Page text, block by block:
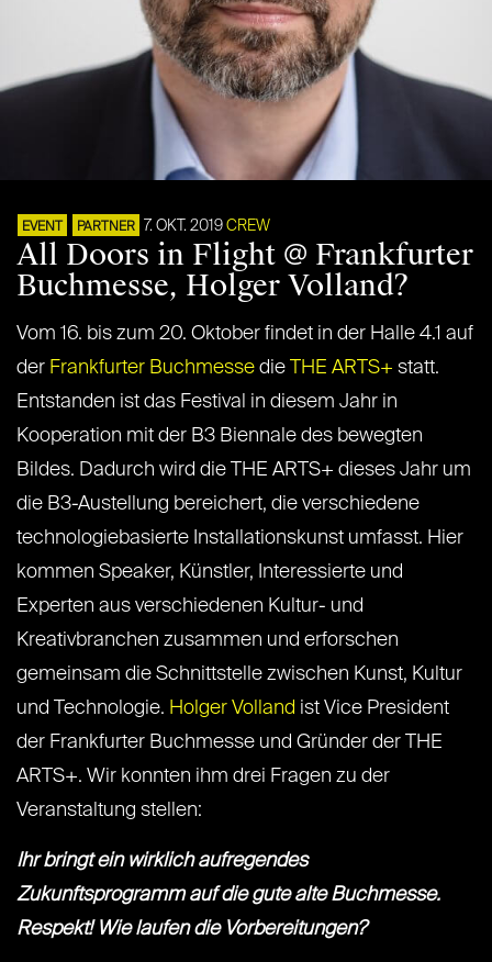
EVENT PARTNER 7. OKT. 2019 CREW
All Doors in Flight @ Frankfurter
Buchmesse, Holger Volland?
Vom 16. bis zum 20. Oktober findet in der Halle 4.1 auf
der Frankfurter Buchmesse die THE ARTS+ statt.
Entstanden ist das Festival in diesem Jahr in
Kooperation mit der B3 Biennale des bewegten
Bildes. Dadurch wird die THE ARTS+ dieses Jahr um
die B3-Austellung bereichert, die verschiedene
technologiebasierte Installationskunst umfasst. Hier
kommen Speaker, Künstler, Interessierte und
Experten aus verschiedenen Kultur- und
Kreativbranchen zusammen und erforschen
gemeinsam die Schnittstelle zwischen Kunst, Kultur
und Technologie. Holger Volland ist Vice President
der Frankfurter Buchmesse und Gründer der THE
ARTS+. Wir konnten ihm drei Fragen zu der
Veranstaltung stellen:
Ihr bringt ein wirklich aufregendes
Zukunftsprogramm auf die gute alte Buchmesse.
Respekt! Wie laufen die Vorbereitungen?